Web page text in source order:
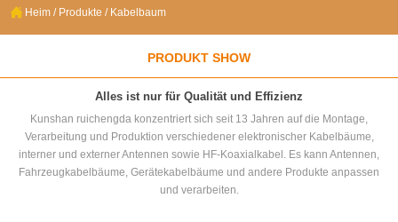
 Heim / Produkte / Kabelbaum
PRODUKT SHOW
Alles ist nur für Qualität und Effizienz
Kunshan ruichengda konzentriert sich seit 13 Jahren auf die Montage,
Verarbeitung und Produktion verschiedener elektronischer Kabelbäume,
interner und externer Antennen sowie HF-Koaxialkabel. Es kann Antennen,
Fahrzeugkabelbäume, Gerätekabelbäume und andere Produkte anpassen
und verarbeiten.